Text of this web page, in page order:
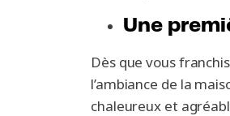
Une
Dès que vous
l’ambiance de la
chaleureux et